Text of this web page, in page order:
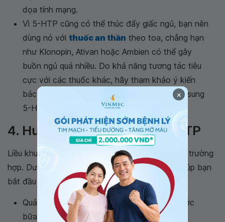
dọa tính mạng.
Vì 5-HTP cũng có thể thúc đẩy giấc ngủ, bạn nên
dùng nó với thuốc an thần theo toa, chẳng hạn
như Klonopin, Ativan hoặc Ambien có thể gây
buồn ngủ quá nhiều. Do khả năng tương tác tiêu
cực với các thuốc khác, hãy tham khảo ý kiến ​​
bác sĩ hoặc dược sĩ trước khi dùng chất bổ sung
5-HTP.4.
4. Hướng dẫn liều lượng 5-HTP
Liều khuyến cáo cho 5-HTP tùy thuộc vào từng trường
hợp. Dưới đây là một số nguyên tắc chung để giúp bạn
bắt đầu 5-HTP:
Quản lý cân nặng: 250–300 mg, 30 phút trước
bữa ăn
×